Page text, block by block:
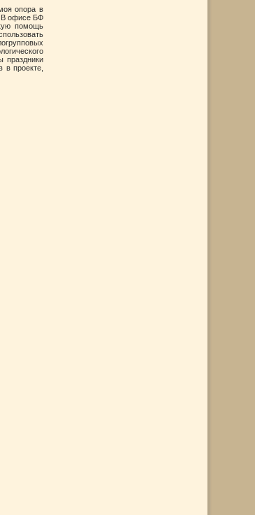
опора в
В офисе БФ
помощь
праздники
в проекте,